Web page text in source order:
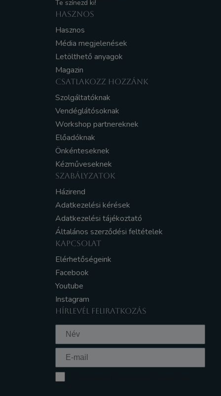
Te színezd ki!
HASZNOS
Hasznos
Média megjelenések
Letölthető anyagok
Magazin
CSATLAKOZZ HOZZÁNK
Szolgáltatóknak
Vendéglátósoknak
Workshop partnereknek
Előadóknak
Önkénteseknek
Kézműveseknek
SZABÁLYZATOK
Házirend
Adatkezelési kérések
Adatkezelési tájékoztató
Általános szerződési feltételek
KAPCSOLAT
Elérhetőségeink
Facebook
Youtube
Instagram
HÍRLEVÉL FELIRATKOZÁS